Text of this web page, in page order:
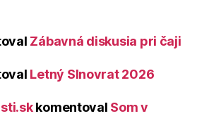
Zábavná diskusia pri čaji
Letný Slnovrat 2026
komentoval Som v